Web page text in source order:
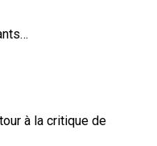
à la critique de